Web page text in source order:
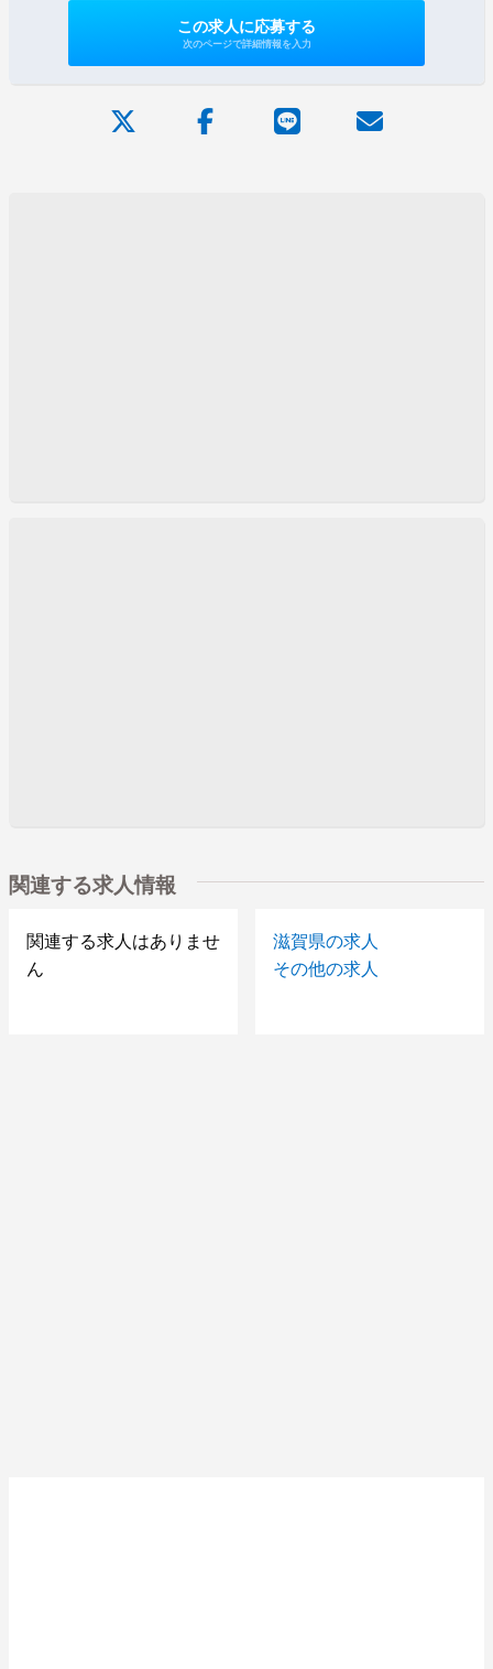
この求人に応募する
次のページで詳細情報を入力
関連する求人情報
関連する求人はありませ
ん
滋賀県の求人
その他の求人